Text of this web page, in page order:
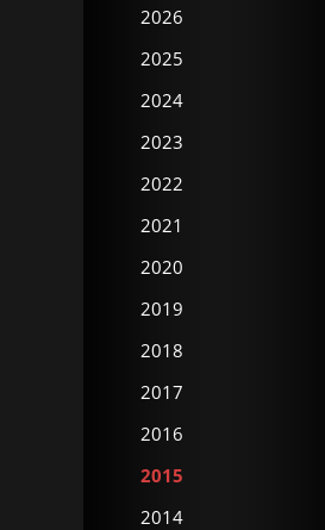
2026
2025
2024
2023
2022
2021
2020
2019
2018
2017
2016
2015
2014